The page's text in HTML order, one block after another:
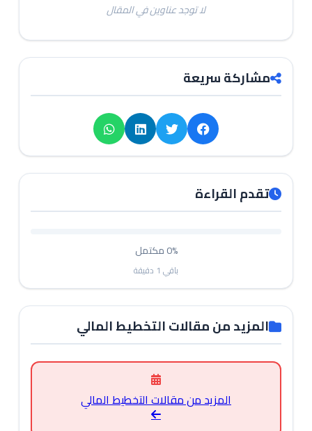
لا توجد عناوين في المقال
مشاركة سريعة
تقدم القراءة
0%مكتمل
باقي 1 دقيقة
المزيد من مقالات التخطيط المالي
المزيد من مقالات التخطيط المالي